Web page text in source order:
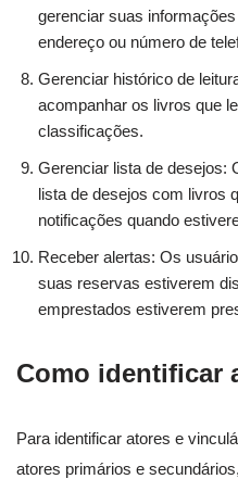
gerenciar suas
endereço ou número de
Gerenciar histórico de
acompanhar os livros que
classificações.
Gerenciar lista de desejos:
lista de desejos com livros
notificações quando
Receber alertas: Os
suas reservas estiverem
emprestados estiverem
Como identificar
Para identificar atores e
atores primários e